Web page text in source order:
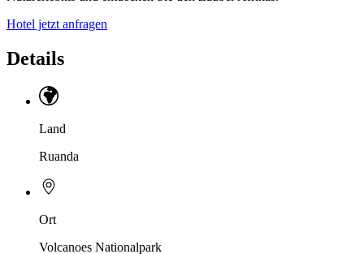
Hotel jetzt anfragen
Details
Land
Ruanda
Ort
Volcanoes Nationalpark